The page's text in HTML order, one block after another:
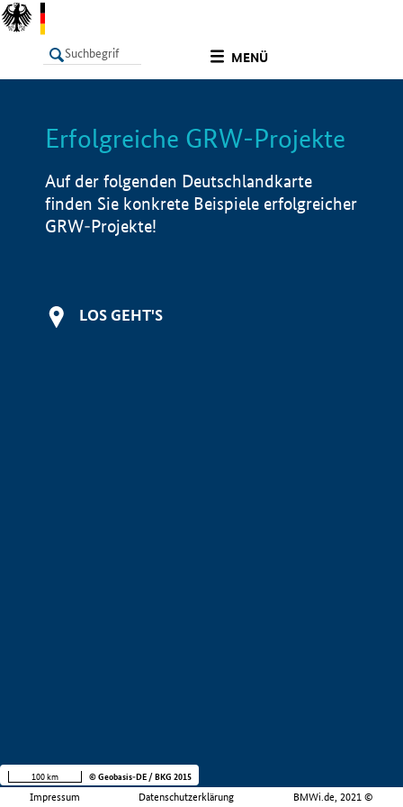
MENÜ
LISTE Info
Erfolgreiche GRW-Projekte
Auf der folgenden Deutschlandkarte
finden Sie konkrete Beispiele erfolgreicher
GRW-Projekte!
LOS GEHT'S
Impressum Datenschutzerklärung BMWi.de, 2021 ©
100 km © Geobasis-DE / BKG 2015